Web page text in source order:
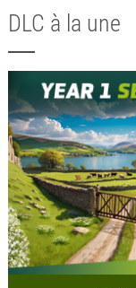
DLC à la une